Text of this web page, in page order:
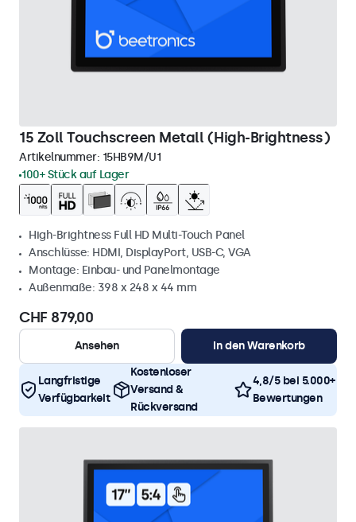
15 Zoll Touchscreen Metall (High-Brightness)
Artikelnummer: 15HB9M/U1
100+ Stück auf Lager
High-Brightness Full HD Multi-Touch Panel
Anschlüsse: HDMI, DisplayPort, USB-C, VGA
Montage: Einbau- und Panelmontage
Außenmaße: 398 x 248 x 44 mm
CHF 879,00
Ansehen In den Warenkorb
Langfristige
Verfügbarkeit
Kostenloser
Versand &
Rückversand
4,8/5 bei 5.000+
Bewertungen